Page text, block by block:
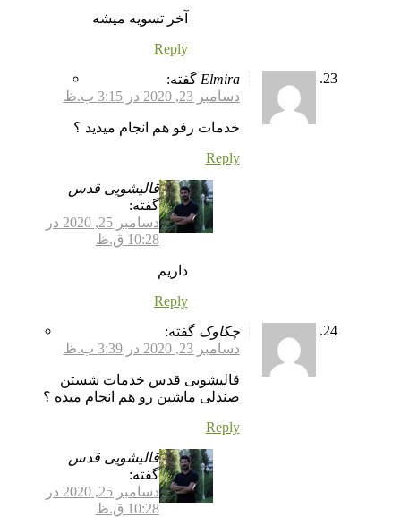
آخر تسویه میشه
Reply
Elmira گفته:
دسامبر 23, 2020 در 3:15 ب.ظ
خدمات رفو هم انجام میدید ؟
Reply
قالیشویی قدس
گفته:
دسامبر 25, 2020 در
10:28 ق.ظ
داریم
Reply
چکاوک گفته:
دسامبر 23, 2020 در 3:39 ب.ظ
قالیشویی قدس خدمات شستن
صندلی ماشین رو هم انجام میده ؟
Reply
قالیشویی قدس
گفته:
دسامبر 25, 2020 در
10:28 ق.ظ